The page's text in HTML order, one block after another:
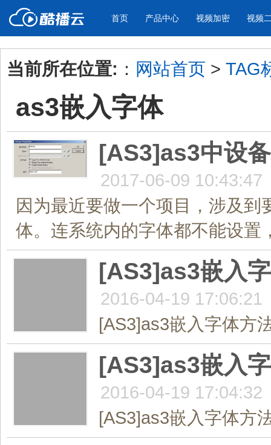
首页 产品中心
产品与新功能
视频加密防下载防录屏
防下载/防盗录/防录屏/防篡改
帮助企业视频
视频加密 视频
应用场景
企业宣传
个人网站
内容
工作汇报
年会节目
当前所在位置: ： 网站首页 > TAG
as3嵌入字体
[AS3]as3中设
2017-06-09 10:43:47
因为最近要做一个项目，涉及
体。连系统内的字体都不能设置
[AS3]as3嵌入
2016-04-19 17:06:21
[AS3]as3嵌入字体方
[AS3]as3嵌入
2016-04-19 17:04:32
[AS3]as3嵌入字体方